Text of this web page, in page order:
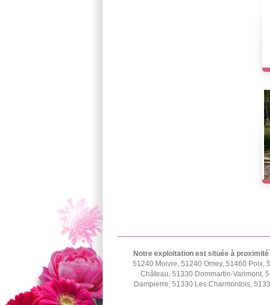
Notre exploitation est située à proximité
51240 Moivre, 51240 Omey, 51460 Poix,
Château, 51330 Dommartin-Varimont,
Dampierre, 51330 Les Charmontois,